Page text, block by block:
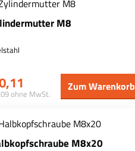
M8
ohne MwSt.
Zum Warenkorb
M8x20